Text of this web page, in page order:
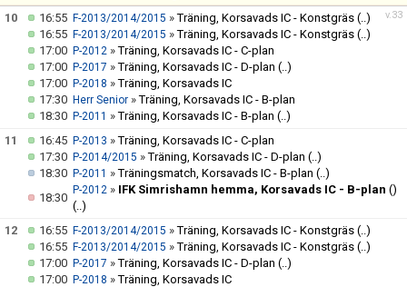
v.33
10 16:55 F-2013/2014/2015 »Träning, Korsavads IC - Konstgräs (..)
16:55 F-2013/2014/2015 »Träning, Korsavads IC - Konstgräs (..)
17:00 P-2012 »Träning, Korsavads IC - C-plan
17:00 P-2017 »Träning, Korsavads IC - D-plan (..)
17:00 P-2018 »Träning, Korsavads IC
17:30 Herr Senior »Träning, Korsavads IC - B-plan
18:30 P-2011 »Träning, Korsavads IC - B-plan (..)
11
16:45 P-2013 »Träning, Korsavads IC - C-plan
17:30 P-2014/2015 »Träning, Korsavads IC - D-plan (..)
18:30 P-2011 »Träningsmatch, Korsavads IC - B-plan (..)
18:30
P-2012 » IFK Simrishamn hemma, Korsavads IC - B-plan ()
(..)
12
16:55 F-2013/2014/2015 »Träning, Korsavads IC - Konstgräs (..)
16:55 F-2013/2014/2015 »Träning, Korsavads IC - Konstgräs (..)
17:00 P-2017 »Träning, Korsavads IC - D-plan (..)
17:00 P-2018 »Träning, Korsavads IC